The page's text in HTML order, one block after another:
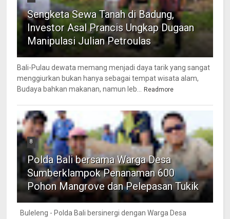
Sengketa Sewa Tanah di Badung,
Investor Asal Prancis Ungkap Dugaan
Manipulasi Julian Petroulas
Bali-Pulau dewata memang menjadi daya tarik yang sangat
menggiurkan bukan hanya sebagai tempat wisata alam,
Budaya bahkan makanan, namun leb...
Readmore
8
Polda Bali bersama Warga Desa
Sumberklampok Penanaman 600
Pohon Mangrove dan Pelepasan Tukik
Buleleng - Polda Bali bersinergi dengan Warga Desa